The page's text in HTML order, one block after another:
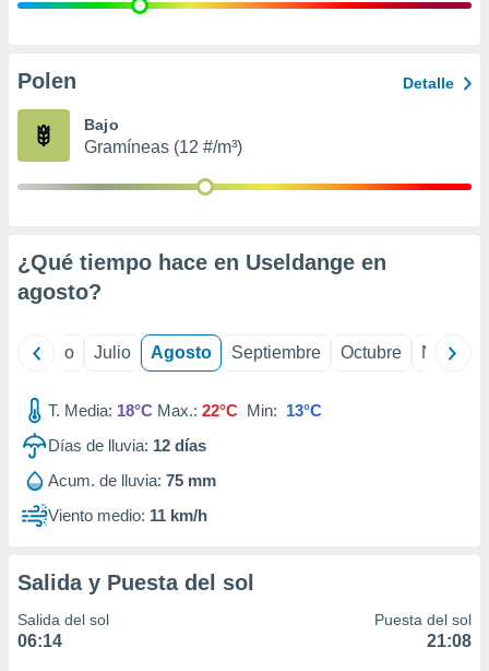
e
publicidad
Polen Detalle
Bajo
Gramíneas (12 #/m³)
¿Qué tiempo hace en Useldange en
agosto?
Junio Julio Agosto Septiembre Octubre
T. Media: 18°C Max.: 22°C Min: 13°C
Días de lluvia: 12 días
Acum. de lluvia: 75 mm
Viento medio: 11 km/h
Salida y Puesta del sol
Salida del sol
06:14
Puesta del sol
21:08